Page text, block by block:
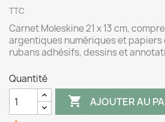
TTC
Carnet Moleskine 21 x 13 cm,
argentiques numériques et papiers
rubans adhésifs, dessins et
Quantité
 AJOUTER AU